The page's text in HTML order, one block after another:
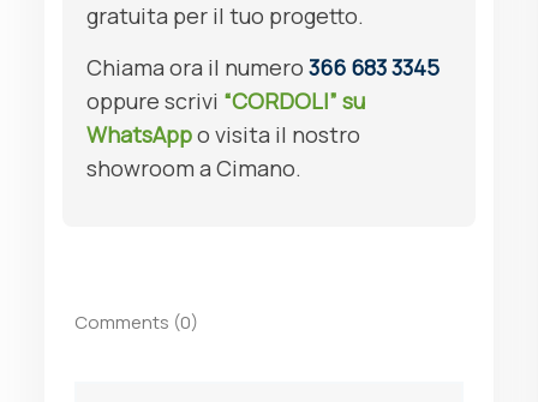
gratuita per il tuo progetto.
Chiama ora il numero366 683 3345
oppure scrivi “CORDOLI” su
WhatsAppo visita il nostro
showroom a Cimano.
Comments (0)